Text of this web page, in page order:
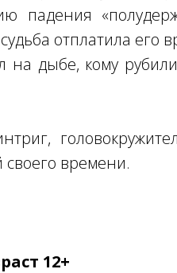
падения
отплатила его
дыбе, кому
времени.
12+